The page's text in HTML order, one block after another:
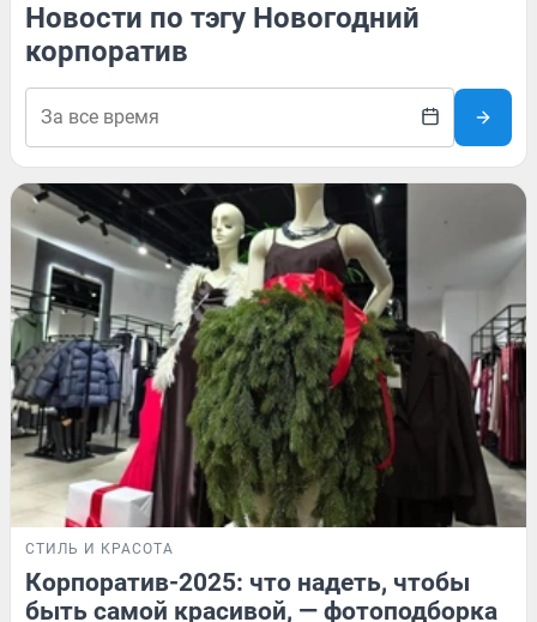
Новости по тэгу Новогодний
корпоратив
СТИЛЬ И КРАСОТА
Корпоратив-2025: что надеть, чтобы
быть самой красивой, — фотоподборка